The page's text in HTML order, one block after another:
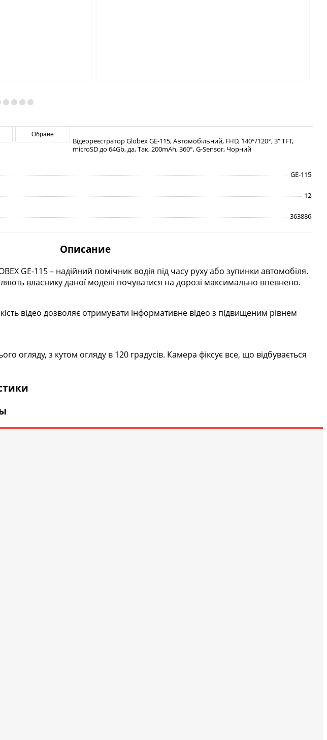
Обране
Відеореєстратор Globex GE-115, Автомобільний, FHD, 140°/120°, 3" TFT,
microSD до 64Gb, да, Так, 200mAh, 360°, G-Sensor, Чорний
GE-115
12
363886
Описание
GE-115 – надійний помічник водія під часу руху або зупинки автомобіля.
власнику даної моделі почуватися на дорозі максимально впевнено.
відео дозволяє отримувати інформативне відео з підвищеним рівнем
огляду, з кутом огляду в 120 градусів. Камера фіксує все, що відбувається